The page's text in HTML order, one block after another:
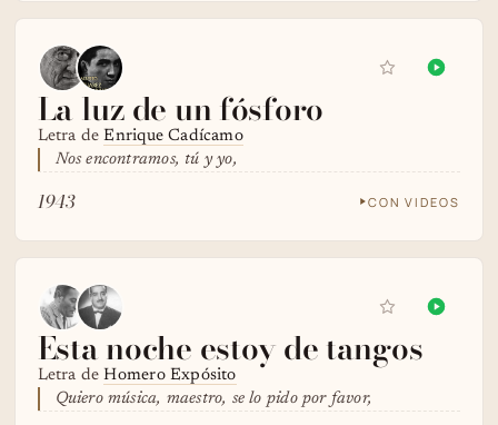
La luz de un fósforo
Letra deEnrique Cadícamo
Nos encontramos, tú y yo,
1943 CON VIDEOS
Esta noche estoy de tangos
Letra deHomero Expósito
Quiero música, maestro, se lo pido por favor,